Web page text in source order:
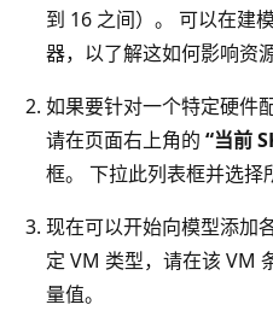
到 16 之间）。 可以在建
器，以了解这如何影响资
如果要针对一个特定硬件
请在页面右上角的 “当前
框。 下拉此列表框并选择
现在可以开始向模型添加
定 VM 类型，请在该 VM
量值。